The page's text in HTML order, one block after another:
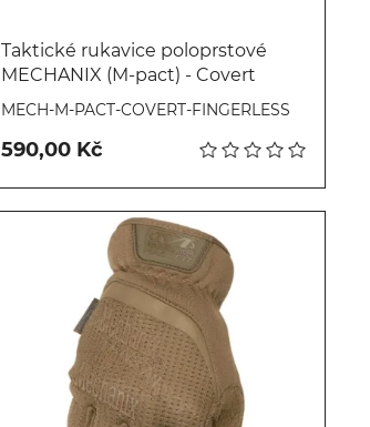
Taktické rukavice poloprstové
MECHANIX (M-pact) - Covert
MECH-M-PACT-COVERT-FINGERLESS
590,00 Kč